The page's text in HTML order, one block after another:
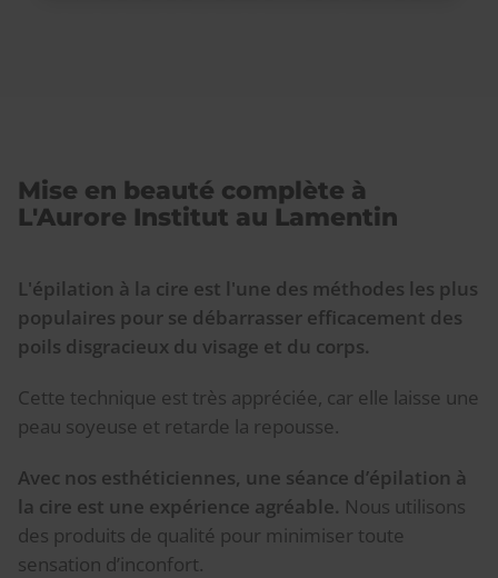
Mise en beauté complète à
L'Aurore Institut au Lamentin
L'épilation à la cire est l'une des méthodes les plus
populaires pour se débarrasser efficacement des
poils disgracieux du visage et du corps.
Cette technique est très appréciée, car elle laisse une
peau soyeuse et retarde la repousse.
Avec nos esthéticiennes, une séance d’épilation à
la cire est une expérience agréable. Nous utilisons
des produits de qualité pour minimiser toute
sensation d’inconfort.